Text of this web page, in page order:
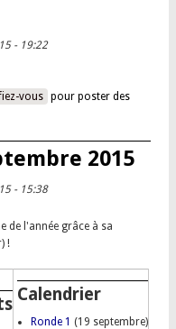
- 19:22
amical du 15 novembre
vous pour poster des
2015
- 15:38
de l'année grâce à sa
!
Calendrier
Ronde 1 (19 septembre)